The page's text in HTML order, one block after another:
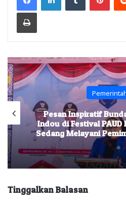
Print
Pesan Inspiratif
Indou di Festival PAUD
Sedang Melayani
Tinggalkan Balasan